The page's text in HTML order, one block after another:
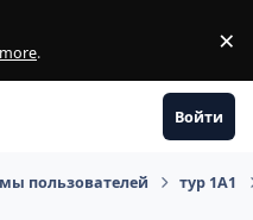
. ×
Войти
пользователей тур 1А1